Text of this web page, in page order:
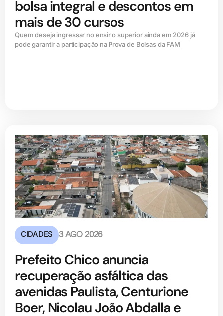
bolsa integral e descontos em
mais de 30 cursos
Quem deseja ingressar no ensino superior ainda em 2026 já
pode garantir a participação na Prova de Bolsas da FAM
CIDADES 3 AGO 2026
Prefeito Chico anuncia
recuperação asfáltica das
avenidas Paulista, Centurione
Boer, Nicolau João Abdalla e